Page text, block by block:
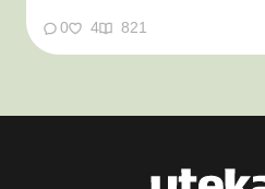
агропредприятия принимают
работы. Из-за значительных
нарушение порядка ведения
0 4 821